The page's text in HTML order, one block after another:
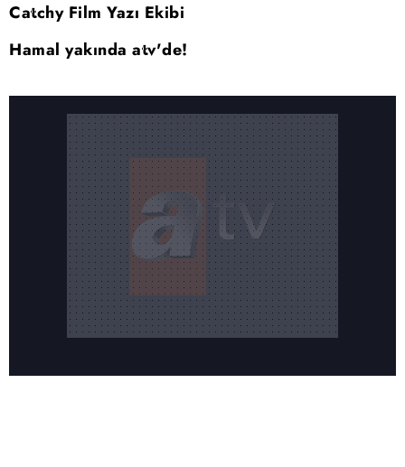
Catchy Film Yazı Ekibi
Hamal yakında atv'de!